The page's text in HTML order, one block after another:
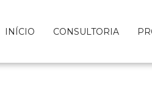
INÍCIO CONSULTORIA